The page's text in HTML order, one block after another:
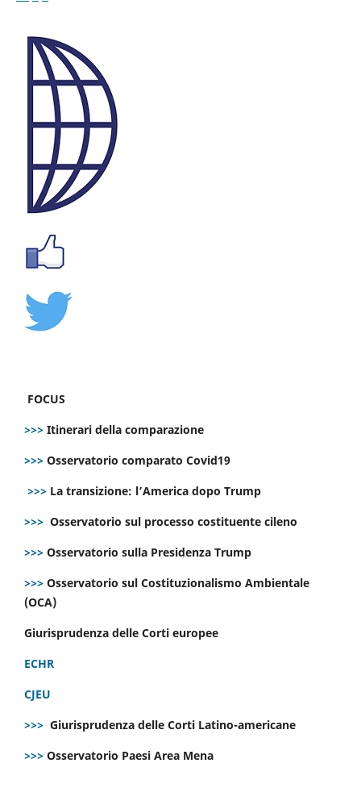
FOCUS
>>> Itinerari della comparazione
>>> Osservatorio comparato Covid19
>>> La transizione: l’America dopo Trump
>>> Osservatorio sul processo costituente cileno
>>> Osservatorio sulla Presidenza Trump
>>> Osservatorio sul Costituzionalismo Ambientale
(OCA)
Giurisprudenza delle Corti europee
ECHR
CJEU
>>> Giurisprudenza delle Corti Latino-americane
>>> Osservatorio Paesi Area Mena